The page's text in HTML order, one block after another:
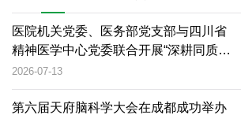
医院机关党委、医务部党支部与四川省
精神医学中心党委联合开展“深耕同质化
管理 筑牢高质量根基”主题党日
2026-07-13
第六届天府脑科学大会在成都成功举办